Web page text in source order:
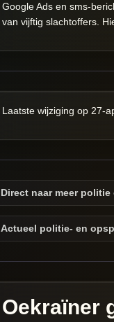
Google Ads en sms-
van vijftig slachtoffers.
Laatste wijziging op 27-
Direct naar meer
Actueel politie- en
Oekraïner